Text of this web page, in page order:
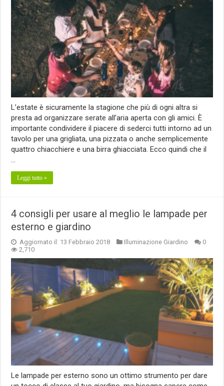
L’estate è sicuramente la stagione che più di ogni altra si
presta ad organizzare serate all’aria aperta con gli amici. È
importante condividere il piacere di sederci tutti intorno ad un
tavolo per una grigliata, una pizzata o anche semplicemente
quattro chiacchiere e una birra ghiacciata. Ecco quindi che il
…
Leggi tutto »
4 consigli per usare al meglio le lampade per
esterno e giardino
Aggiornato il: 13 Febbraio 2018 Illuminazione Giardino
0
2,710
Le lampade per esterno sono un ottimo strumento per dare